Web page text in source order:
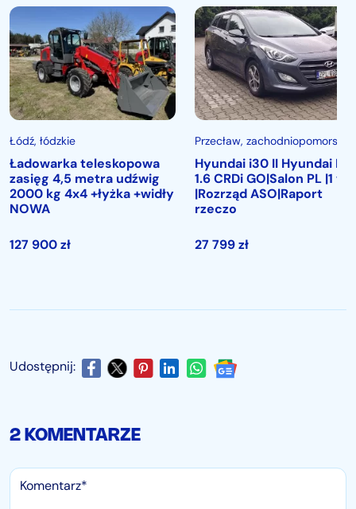
Łódź, łódzkie
Ładowarka teleskopowa
zasięg 4,5 metra udźwig
2000 kg 4x4 +łyżka +widły
NOWA
127 900zł
Przecław, zachodniopomorskie
Hyundai i30 II Hyundai I30
1.6 CRDi GO|Salon PL |1 wł.
|Rozrząd ASO|Raport
rzeczo
27 799zł
Udostępnij:
2 KOMENTARZE